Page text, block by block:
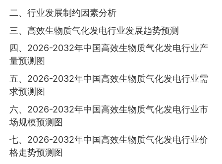
二、行业发展制约因素分析
三、高效生物质气化发电行业发展趋势预测
四、2026-2032年中国高效生物质气化发电行业产
量预测图
五、2026-2032年中国高效生物质气化发电行业需
求预测图
六、2026-2032年中国高效生物质气化发电行业市
场规模预测图
七、2026-2032年中国高效生物质气化发电行业价
格走势预测图